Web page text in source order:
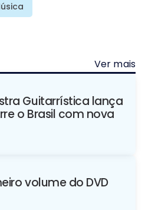
Ver mais
Guitarrística lança
o Brasil com nova
volume do DVD